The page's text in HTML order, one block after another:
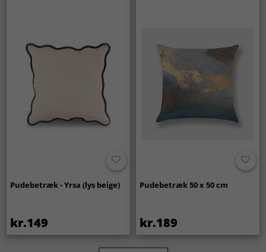
Pudebetræk - Yrsa (lys beige)
kr.149
Pudebetræk 50 x 50 cm
kr.189